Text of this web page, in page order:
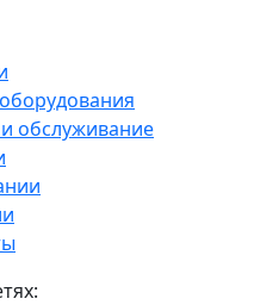
обслуживание